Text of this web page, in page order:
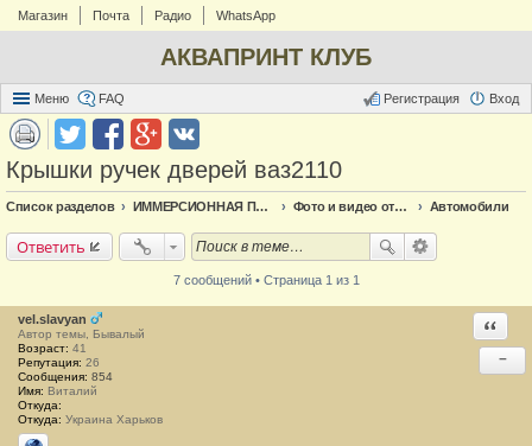
Магазин Почта Радио WhatsApp
АКВАПРИНТ КЛУБ
Меню FAQ Вход
Регистрация
Крышки ручек дверей ваз2110
Список разделов ИММЕРСИОННАЯ ПЕЧАТЬ Фото и видео отчёт по аквапечати Автомобили
Ответить
7 сообщений • Страница 1 из 1
vel.slavyan
Автор темы, Бывалый
Возраст: 41
Репутация: 26
Сообщения: 854
Имя: Виталий
Откуда:
Откуда: Украина Харьков
−